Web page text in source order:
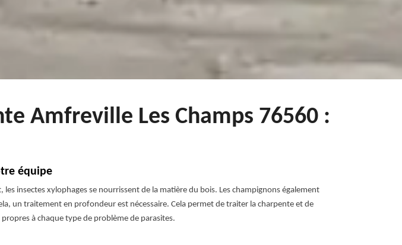
Amfreville Les Champs 76560 :
équipe
insectes xylophages se nourrissent de la matière du bois. Les champignons également
un traitement en profondeur est nécessaire. Cela permet de traiter la charpente et de
à chaque type de problème de parasites.